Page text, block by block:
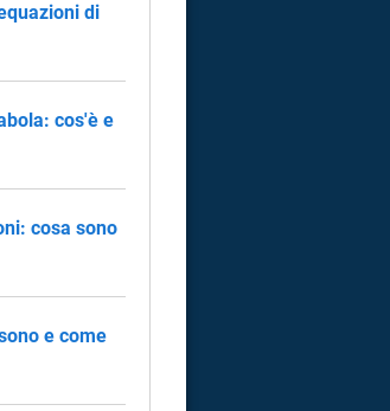
di
cos'è e
cosa sono
e come